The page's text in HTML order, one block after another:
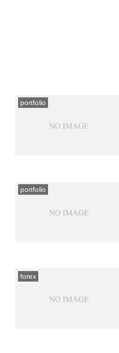
portfolio
portfolio
forex